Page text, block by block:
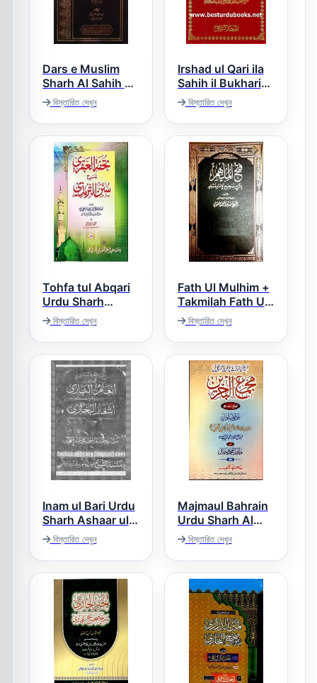
Dars e Muslim
Sharh Al Sahih al
Muslim درس
مسلم اردو
বিস্তারিত দেখুন
Irshad ul Qari ila
Sahih il Bukhari
ارشاد القاری الی
صحیح البخاری
বিস্তারিত দেখুন
Tohfa tul Abqari
Urdu Sharh
Tirmizi تحفۃ
العبقری اردو شرح
سنن الترمذی
বিস্তারিত দেখুন
Fath Ul Mulhim +
Takmilah Fath Ul
Mulhim فتح الملہم
مع تکملہ عربی شرح
صحیح مسلم
বিস্তারিত দেখুন
Inam ul Bari Urdu
Sharh Ashaar ul
Bukhari انعام
البخاری اردو شرح
اشعار البخاری
বিস্তারিত দেখুন
Majmaul Bahrain
Urdu Sharh Al
Tirmizi مجمع
البحرین اردو شرح
سنن ترمذی
বিস্তারিত দেখুন